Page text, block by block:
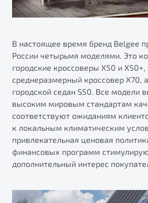
В настоящее время бренд Belgee
России четырьмя моделями. Это
городские кроссоверы X50 и
среднеразмерный кроссовер X70,
городской седан S50. Все модели
высоким мировым стандартам
соответствуют ожиданиям
к локальным климатическим
привлекательная ценовая
финансовых программ
дополнительный интерес